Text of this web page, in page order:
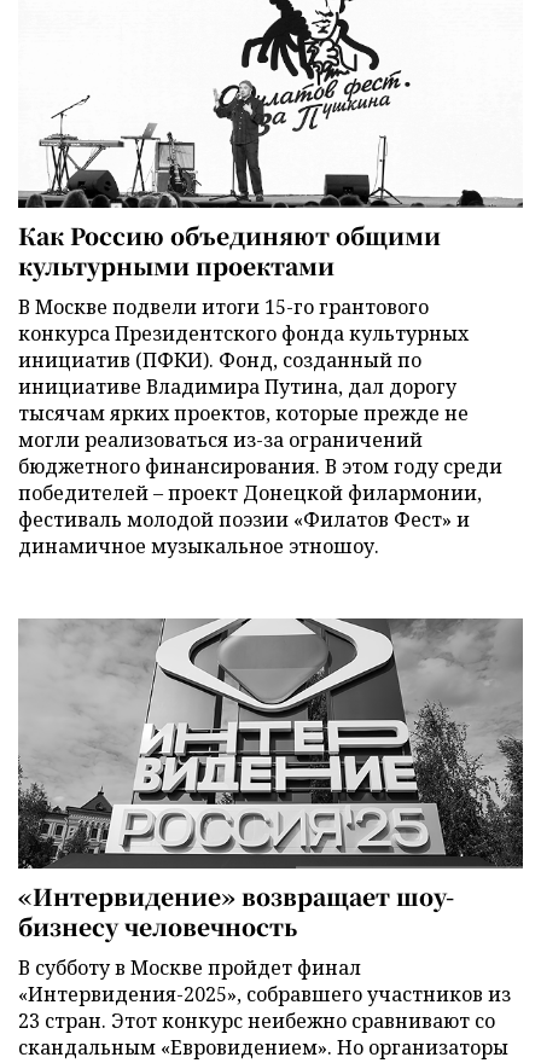
Как Россию объединяют общими
культурными проектами
В Москве подвели итоги 15-го грантового
конкурса Президентского фонда культурных
инициатив (ПФКИ). Фонд, созданный по
инициативе Владимира Путина, дал дорогу
тысячам ярких проектов, которые прежде не
могли реализоваться из-за ограничений
бюджетного финансирования. В этом году среди
победителей – проект Донецкой филармонии,
фестиваль молодой поэзии «Филатов Фест» и
динамичное музыкальное этношоу.
«Интервидение» возвращает шоу-
бизнесу человечность
В субботу в Москве пройдет финал
«Интервидения-2025», собравшего участников из
23 стран. Этот конкурс неибежно сравнивают со
скандальным «Евровидением». Но организаторы